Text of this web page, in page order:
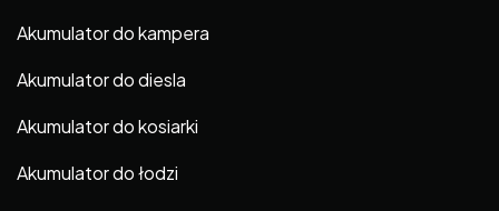
Akumulator do kampera
Akumulator do diesla
Akumulator do kosiarki
Akumulator do łodzi